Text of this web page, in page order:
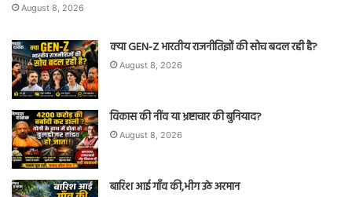
August 8, 2026
क्या GEN-Z भारतीय राजनीतिज्ञों की सोच बदल रही है?
August 8, 2026
विकास की नींव या भ्रष्टाचार की बुनियाद?
August 8, 2026
बारिश आई गाँव की,भीग उठे अरमान